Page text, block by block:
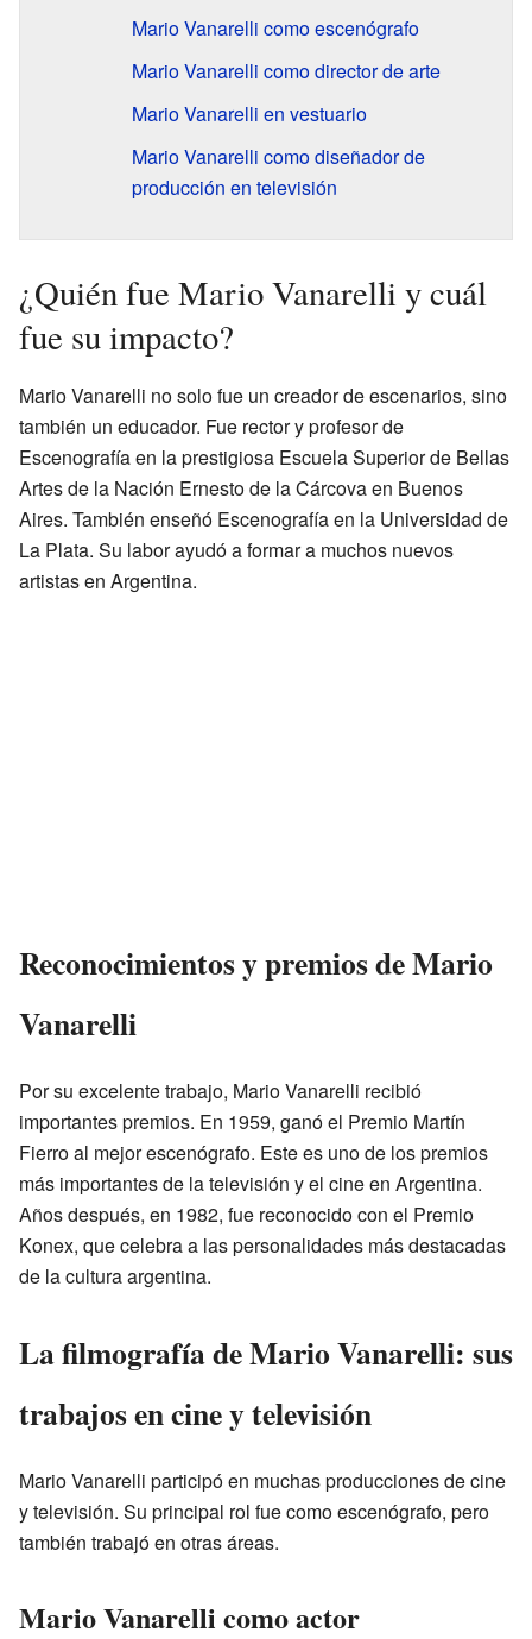
Mario Vanarelli como escenógrafo
Mario Vanarelli como director de arte
Mario Vanarelli en vestuario
Mario Vanarelli como diseñador de
producción en televisión
¿Quién fue Mario Vanarelli y cuál
fue su impacto?
Mario Vanarelli no solo fue un creador de escenarios, sino
también un educador. Fue rector y profesor de
Escenografía en la prestigiosa Escuela Superior de Bellas
Artes de la Nación Ernesto de la Cárcova en Buenos
Aires. También enseñó Escenografía en la Universidad de
La Plata. Su labor ayudó a formar a muchos nuevos
artistas en Argentina.
Reconocimientos y premios de Mario
Vanarelli
Por su excelente trabajo, Mario Vanarelli recibió
importantes premios. En 1959, ganó el Premio Martín
Fierro al mejor escenógrafo. Este es uno de los premios
más importantes de la televisión y el cine en Argentina.
Años después, en 1982, fue reconocido con el Premio
Konex, que celebra a las personalidades más destacadas
de la cultura argentina.
La filmografía de Mario Vanarelli: sus
trabajos en cine y televisión
Mario Vanarelli participó en muchas producciones de cine
y televisión. Su principal rol fue como escenógrafo, pero
también trabajó en otras áreas.
Mario Vanarelli como actor